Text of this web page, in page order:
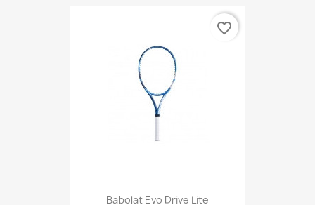
Babolat Evo Drive Lite
favorite_border